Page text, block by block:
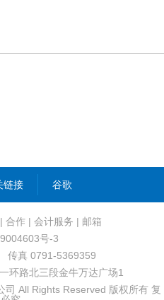
链接 谷歌
| 合作 | 会计服务 | 邮箱
号-3
传真 0791-5369359
环路北三段金牛万达广场1
All Rights Reserved 版权所有 复